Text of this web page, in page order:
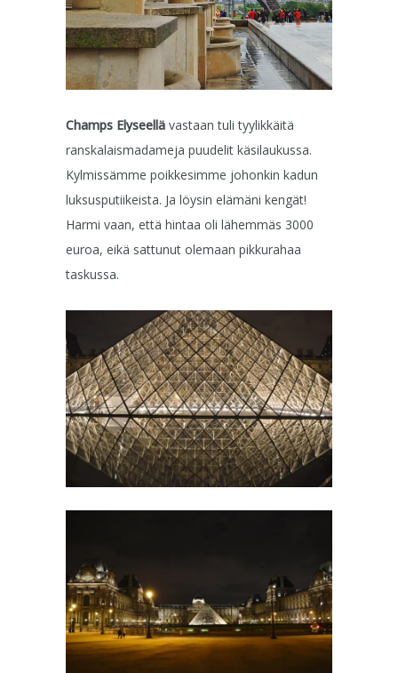
Champs Elyseellä vastaan tuli tyylikkäitä
ranskalaismadameja puudelit käsilaukussa.
Kylmissämme poikkesimme johonkin kadun
luksusputiikeista. Ja löysin elämäni kengät!
Harmi vaan, että hintaa oli lähemmäs 3000
euroa, eikä sattunut olemaan pikkurahaa
taskussa.